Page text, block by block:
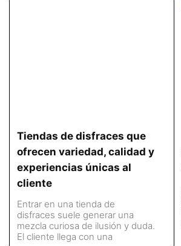
Tiendas de disfraces que
ofrecen variedad, calidad y
experiencias únicas al
cliente
Entrar en una tienda de
disfraces suele generar una
mezcla curiosa de ilusión y duda.
El cliente llega con una